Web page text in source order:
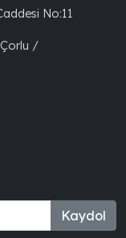
No:11
Çorlu /
Kaydol